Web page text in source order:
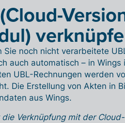
noch nicht verarbeitete
auch automatisch – in
UBL-Rechnungen werden
Die Erstellung von Akten in
aus Wings.
Verknüpfung mit der